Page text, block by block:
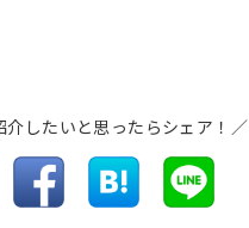
介したいと思ったらシェア！／